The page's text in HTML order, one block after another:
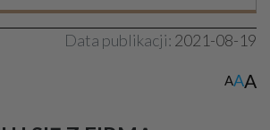
Data publikacji: 2021-08-19
AAA